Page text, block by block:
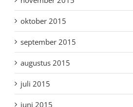
oktober 2015
september 2015
augustus 2015
juli 2015
juni 2015